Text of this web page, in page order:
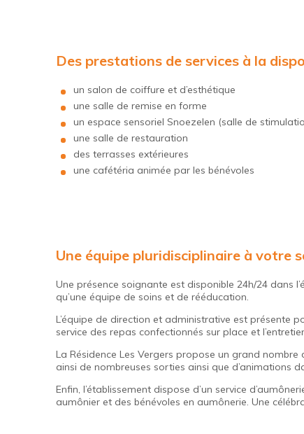
Des prestations de services à la
un salon de coiffure et d’esthétique
une salle de remise en forme
un espace sensoriel Snoezelen (salle de
une salle de restauration
des terrasses extérieures
une cafétéria animée par les bénévoles
Une équipe pluridisciplinaire à votre
Une présence soignante est disponible 24h/24 dans
qu’une équipe de soins et de rééducation.
L’équipe de direction et administrative est présente
service des repas confectionnés sur place et
La Résidence Les Vergers propose un grand
ainsi de nombreuses sorties ainsi que d’animations
Enfin, l’établissement dispose d’un service
aumônier et des bénévoles en aumônerie. Une